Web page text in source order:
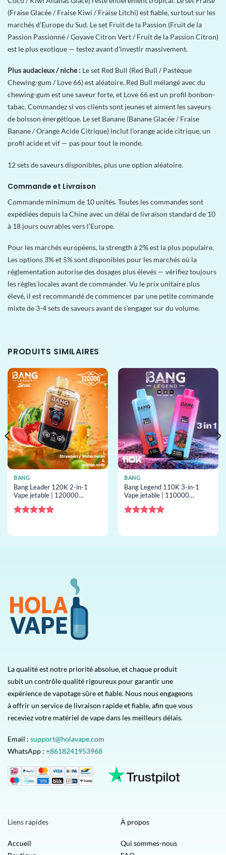
(Fraise Glacée / Fraise Kiwi / Fraise Litchi) est fiable, surtout sur les
marchés d’Europe du Sud. Le set Fruit de la Passion (Fruit de la
Passion Passionné / Goyave Citron Vert / Fruit de la Passion Citron)
est le plus exotique — testez avant d’investir massivement.
Plus audacieux / niche : Le set Red Bull (Red Bull / Pastèque
Chewing-gum / Love 66) est aléatoire. Red Bull mélangé avec du
chewing-gum est une saveur forte, et Love 66 est un profil bonbon-
tabac. Commandez si vos clients sont jeunes et aiment les saveurs
de boisson énergétique. Le set Banane (Banane Glacée / Fraise
Banane / Orange Acide Citrique) inclut l’orange acide citrique, un
profil acide et vif — pas pour tout le monde.
12 sets de saveurs disponibles, plus une option aléatoire.
Commande et Livraison
Commande minimum de 10 unités. Toutes les commandes sont
expédiées depuis la Chine avec un délai de livraison standard de 10
à 18 jours ouvrables vers l’Europe.
Pour les marchés européens, la strength à 2% est la plus populaire.
Les options 3% et 5% sont disponibles pour les marchés où la
réglementation autorise des dosages plus élevés — vérifiez toujours
les règles locales avant de commander. Vu le prix unitaire plus
élevé, il est recommandé de commencer par une petite commande
mixte de 3-4 sets de saveurs avant de s’engager sur du volume.
PRODUITS SIMILAIRES
BANG
Bang Leader 120K 2-in-1
Vape jetable | 120000
bouffées, 2 saveurs,
résistance mesh, vape jetable
BANG
Bang Legend 110K 3-in-1
Vape jetable | 110000
bouffées, 3 saveurs,
résistance mesh, vape jetable
La qualité est notre priorité absolue, et chaque produit
subit un contrôle qualité rigoureux pour garantir une
expérience de vapotage sûre et fiable. Nous nous engageons
à offrir un service de livraison rapide et fiable, afin que vous
receviez votre matériel de vape dans les meilleurs délais.
Email : support@holavape.com
WhatsApp : +8618241953968
Liens rapides
Accueil
À propos
Qui sommes-nous